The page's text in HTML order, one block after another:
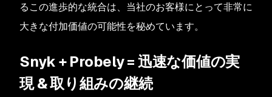
るこの進歩的な統合は、当社のお客様にとって非常に
大きな付加価値の可能性を秘めています。
Snyk + Probely = 迅速な価値の実
現 & 取り組みの継続